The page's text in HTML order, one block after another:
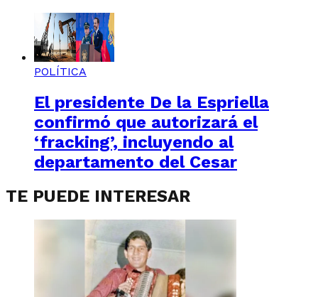
POLÍTICA
El presidente De la Espriella
confirmó que autorizará el
‘fracking’, incluyendo al
departamento del Cesar
TE PUEDE INTERESAR